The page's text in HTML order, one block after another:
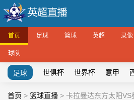
首页 足球 篮球 英超 录像
球队
足球 世俱杯 世界杯 意甲
首页 > 篮球直播 > 卡拉曼达东方太阳VS